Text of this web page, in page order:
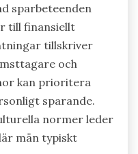
sparbeteenden
till finansiellt
tillskriver
och
kan prioritera
sparande.
normer leder
män typiskt